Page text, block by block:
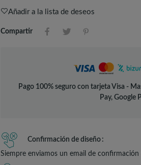
Añadir a la lista de deseos
Compartir
Pago 100% seguro con tarjeta Visa -
Pay, Google
Confirmación de diseño
Siempre enviamos un email de